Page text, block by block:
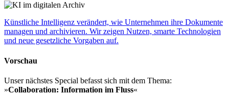
Künstliche Intelligenz verändert, wie Unternehmen ihre Dokumente
managen und archivieren. Wir zeigen Nutzen, smarte Technologien
und neue gesetzliche Vorgaben auf.
Vorschau
Unser nächstes Special befasst sich mit dem Thema:
»Collaboration: Information im Fluss«